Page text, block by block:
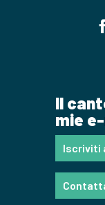
Il
mie
Iscriviti